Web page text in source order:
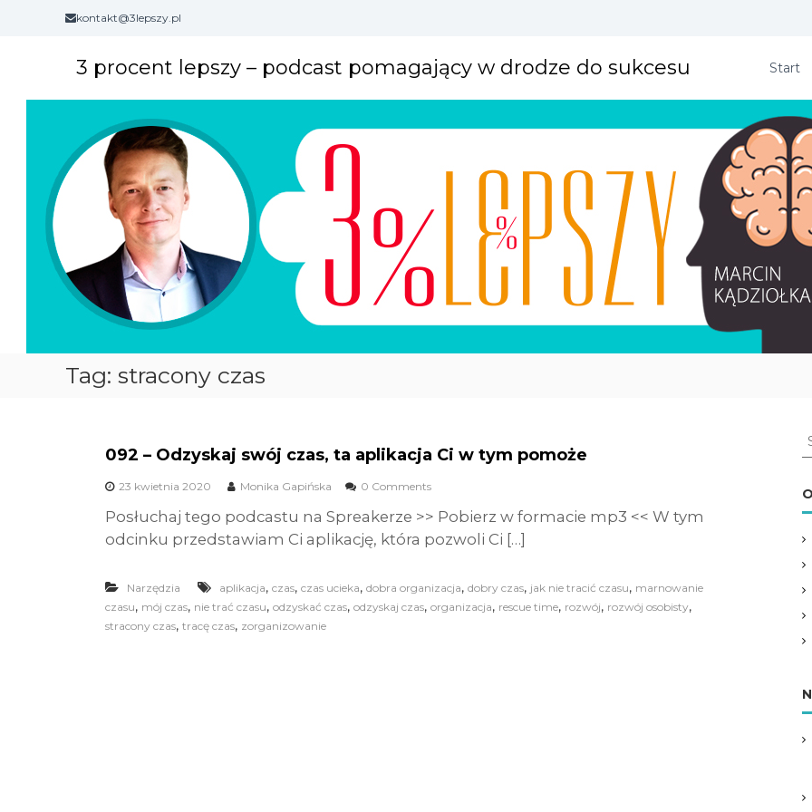
kontakt@3lepszy.pl
3 procent lepszy – podcast pomagający w drodze do sukcesu Start
Tag: stracony czas
092 – Odzyskaj swój czas, ta aplikacja Ci w tym pomoże
23 kwietnia 2020 Monika Gapińska 0 Comments
Posłuchaj tego podcastu na Spreakerze >> Pobierz w formacie mp3 << W tym
odcinku przedstawiam Ci aplikację, która pozwoli Ci […]
Narzędzia aplikacja, czas, czas ucieka, dobra organizacja, dobry czas, jak nie tracić czasu, marnowanie
czasu, mój czas, nie trać czasu, odzyskać czas, odzyskaj czas, organizacja, rescue time, rozwój, rozwój osobisty,
stracony czas, tracę czas, zorganizowanie
S
e
r
c
f
o
r